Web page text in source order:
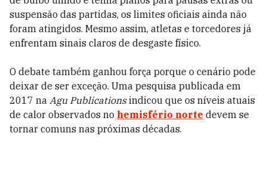
suspensão das partidas, os limites oficiais ainda não
foram atingidos. Mesmo assim, atletas e torcedores já
enfrentam sinais claros de desgaste físico.
O debate também ganhou força porque o cenário pode
deixar de ser exceção. Uma pesquisa publicada em
2017 na Agu Publicationsindicou que os níveis atuais
de calor observados no hemisfério norte devem se
tornar comuns nas próximas décadas.